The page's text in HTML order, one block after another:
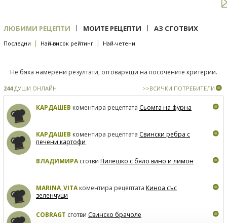
ЛЮБИМИ РЕЦЕПТИ | МОИТЕ РЕЦЕПТИ | АЗ СГОТВИХ
Последни | Най-висок рейтинг | Най-четени
Не бяха намерени резултати, отговарящи на посочените критерии.
244ДУШИ ОНЛАЙН >>ВСИЧКИ ПОТРЕБИТЕЛИ
КАРДАШЕВ коментира рецептата Сьомга на фурна
КАРДАШЕВ коментира рецептата Свински ребра с
печени картофи
ВЛАДИМИРАсготви Пилешко с бяло вино и лимон
MARINA_VITAкоментира рецептата Киноа със
зеленчуци
COBRAGT сготви Свинско брачоле